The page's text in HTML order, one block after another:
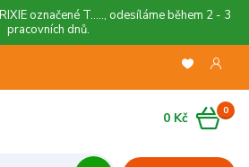
označené T....., odesíláme během 2 - 3
pracovních dnů.
0
0 Kč